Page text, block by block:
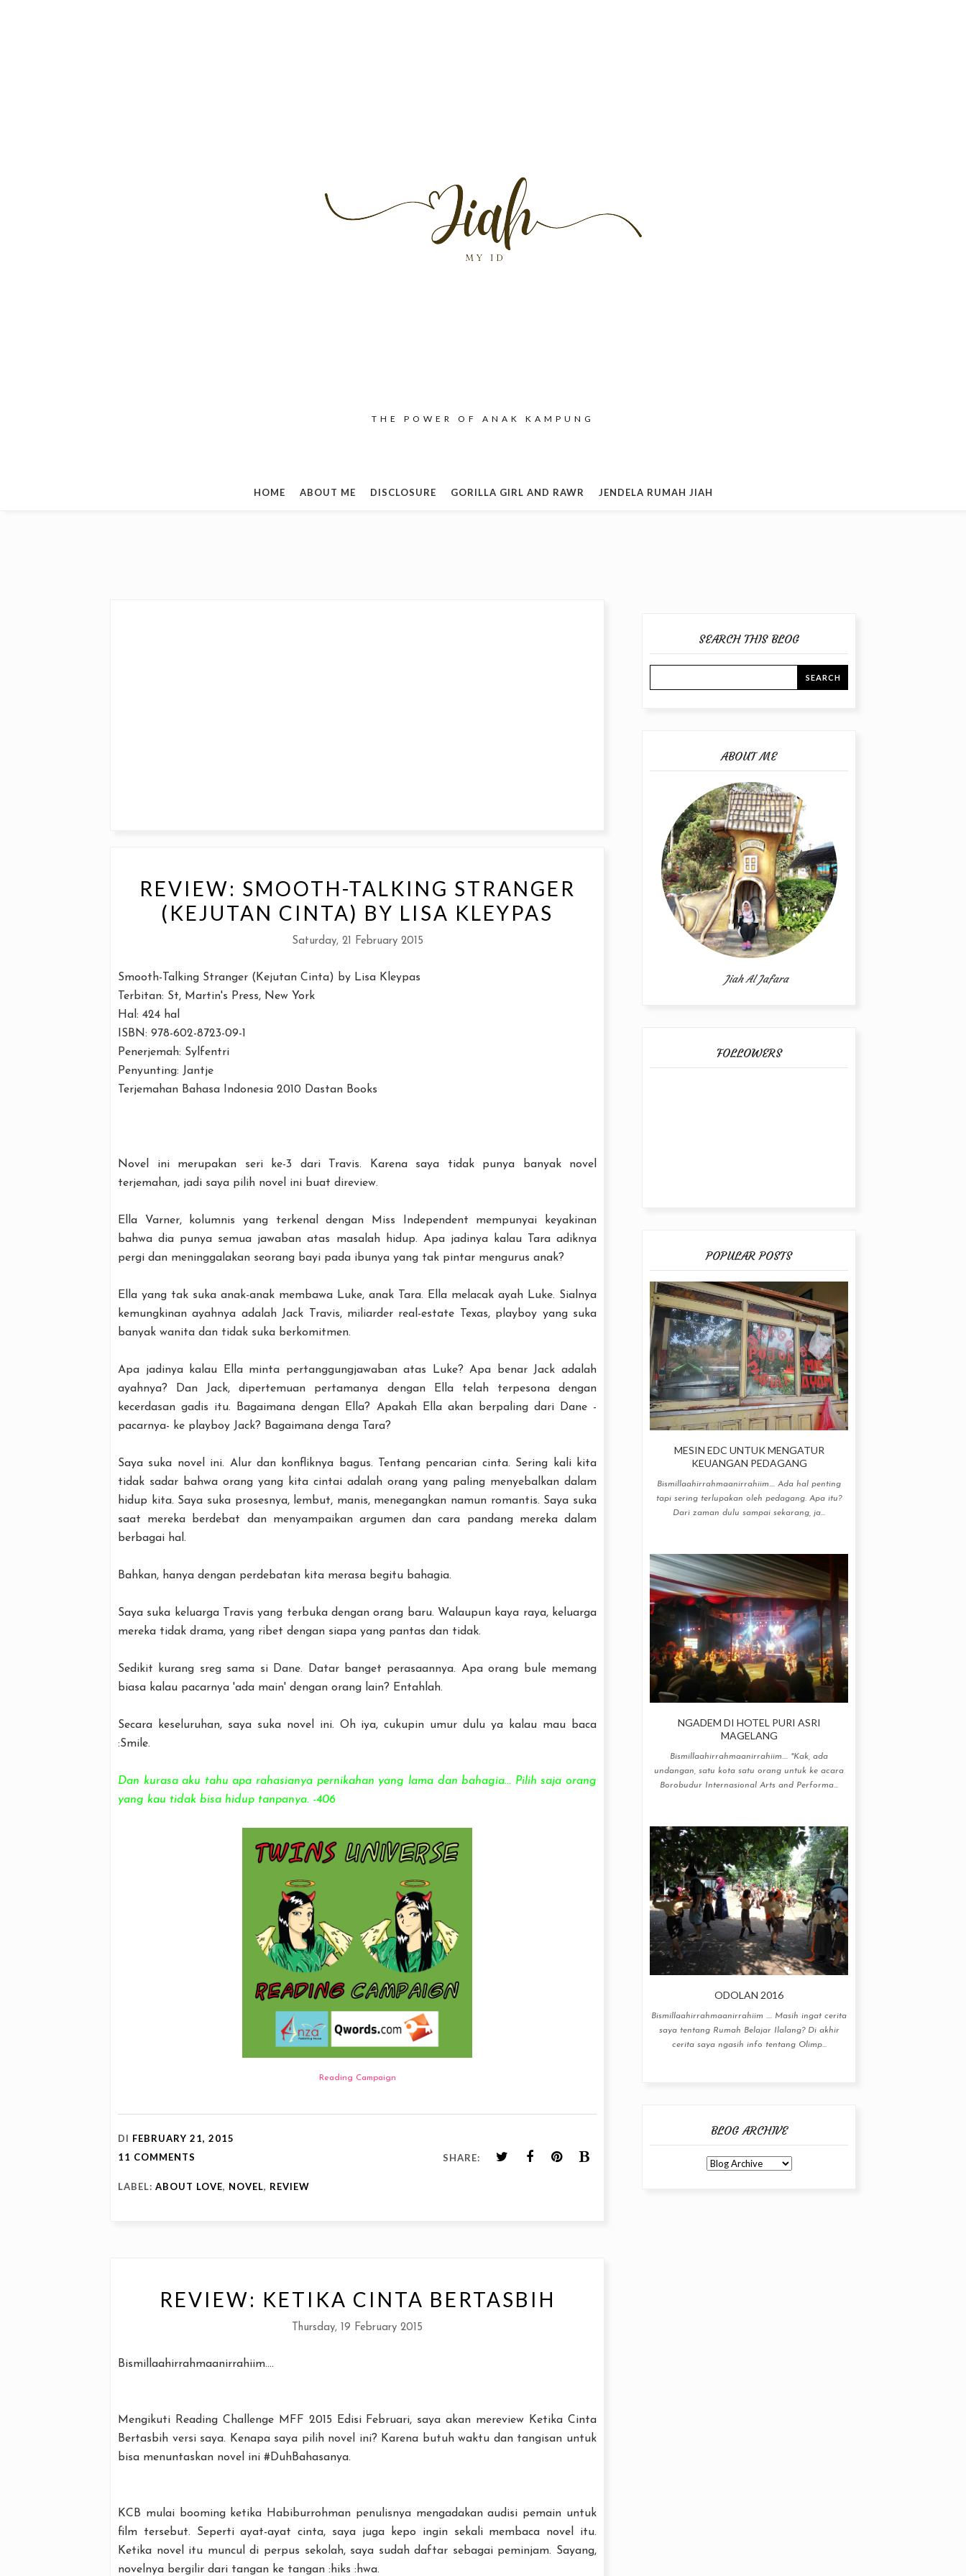
THE POWER OF ANAK KAMPUNG
HOME ABOUT ME DISCLOSURE GORILLA GIRL AND RAWR JENDELA RUMAH JIAH
REVIEW: SMOOTH-TALKING STRANGER
(KEJUTAN CINTA) BY LISA KLEYPAS
Saturday, 21 February 2015
Smooth-Talking Stranger (Kejutan Cinta) by Lisa Kleypas
Terbitan: St, Martin's Press, New York
Hal: 424 hal
ISBN: 978-602-8723-09-1
Penerjemah: Sylfentri
Penyunting: Jantje
Terjemahan Bahasa Indonesia 2010 Dastan Books
Novel ini merupakan seri ke-3 dari Travis. Karena saya tidak punya banyak novel
terjemahan, jadi saya pilih novel ini buat direview.
Ella Varner, kolumnis yang terkenal dengan Miss Independent mempunyai keyakinan
bahwa dia punya semua jawaban atas masalah hidup. Apa jadinya kalau Tara adiknya
pergi dan meninggalakan seorang bayi pada ibunya yang tak pintar mengurus anak?
Ella yang tak suka anak-anak membawa Luke, anak Tara. Ella melacak ayah Luke. Sialnya
kemungkinan ayahnya adalah Jack Travis, miliarder real-estate Texas, playboy yang suka
banyak wanita dan tidak suka berkomitmen.
Apa jadinya kalau Ella minta pertanggungjawaban atas Luke? Apa benar Jack adalah
ayahnya? Dan Jack, dipertemuan pertamanya dengan Ella telah terpesona dengan
kecerdasan gadis itu. Bagaimana dengan Ella? Apakah Ella akan berpaling dari Dane -
pacarnya- ke playboy Jack? Bagaimana denga Tara?
Saya suka novel ini. Alur dan konfliknya bagus. Tentang pencarian cinta. Sering kali kita
tidak sadar bahwa orang yang kita cintai adalah orang yang paling menyebalkan dalam
hidup kita. Saya suka prosesnya, lembut, manis, menegangkan namun romantis. Saya suka
saat mereka berdebat dan menyampaikan argumen dan cara pandang mereka dalam
berbagai hal.
Bahkan, hanya dengan perdebatan kita merasa begitu bahagia.
Saya suka keluarga Travis yang terbuka dengan orang baru. Walaupun kaya raya, keluarga
mereka tidak drama, yang ribet dengan siapa yang pantas dan tidak.
Sedikit kurang sreg sama si Dane. Datar banget perasaannya. Apa orang bule memang
biasa kalau pacarnya 'ada main' dengan orang lain? Entahlah.
Secara keseluruhan, saya suka novel ini. Oh iya, cukupin umur dulu ya kalau mau baca
:Smile.
Dan kurasa aku tahu apa rahasianya pernikahan yang lama dan bahagia... Pilih saja orang
yang kau tidak bisa hidup tanpanya. -406
Reading Campaign
DI FEBRUARY 21, 2015
11 COMMENTS
SHARE:
LABEL: ABOUT LOVE, NOVEL, REVIEW
REVIEW: KETIKA CINTA BERTASBIH
Thursday, 19 February 2015
Bismillaahirrahmaanirrahiim....
Mengikuti Reading Challenge MFF 2015 Edisi Februari, saya akan mereview Ketika Cinta
Bertasbih versi saya. Kenapa saya pilih novel ini? Karena butuh waktu dan tangisan untuk
bisa menuntaskan novel ini #DuhBahasanya.
KCB mulai booming ketika Habiburrohman penulisnya mengadakan audisi pemain untuk
film tersebut. Seperti ayat-ayat cinta, saya juga kepo ingin sekali membaca novel itu.
Ketika novel itu muncul di perpus sekolah, saya sudah daftar sebagai peminjam. Sayang,
novelnya bergilir dari tangan ke tangan :hiks :hwa.
SEARCH THIS BLOG
ABOUT ME
Jiah Al Jafara
FOLLOWERS
POPULAR POSTS
MESIN EDC UNTUK MENGATUR
KEUANGAN PEDAGANG
Bismillaahirrahmaanirrahiim.... Ada hal penting
tapi sering terlupakan oleh pedagang. Apa itu?
Dari zaman dulu sampai sekarang, ja...
NGADEM DI HOTEL PURI ASRI
MAGELANG
Bismillaahirrahmaanirrahiim.... "Kak, ada
undangan, satu kota satu orang untuk ke acara
Borobudur Internasional Arts and Performa...
ODOLAN 2016
Bismillaahirrahmaanirrahiim .... Masih ingat cerita
saya tentang Rumah Belajar Ilalang? Di akhir
cerita saya ngasih info tentang Olimp...
BLOG ARCHIVE